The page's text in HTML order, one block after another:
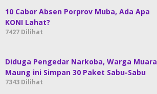
10 Cabor Absen Porprov Muba, Ada Apa
KONI Lahat?
7427 Dilihat
Diduga Pengedar Narkoba, Warga Muara
Maung ini Simpan 30 Paket Sabu-Sabu
7343 Dilihat